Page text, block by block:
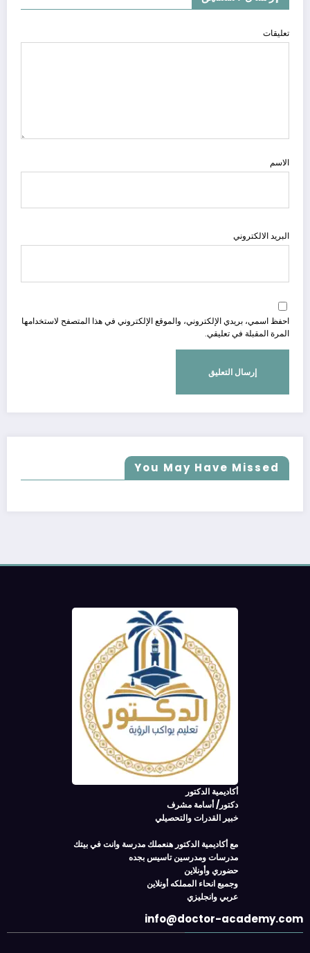
تعليقات
الاسم
البريد الالكتروني
احفظ اسمي، بريدي الإلكتروني، والموقع الإلكتروني في هذا المتصفح لاستخدامها
المرة المقبلة في تعليقي.
You May Have Missed
أكاديمية الدكتور
دكتور/ أسامة مشرف
خبير القدرات والتحصيلي
مع أكاديمية الدكتور هنعملك مدرسة وانت في بيتك
مدرسات ومدرسين تاسيس بجده
حضوري وأونلاين
وجميع انحاء المملكه أونلاين
عربي وانجليزي
info@doctor-academy.com